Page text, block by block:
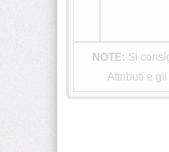
NOTE: Si
Attributi e